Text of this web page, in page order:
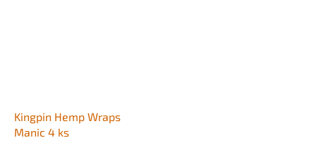
Kingpin Hemp Wraps
Manic 4 ks